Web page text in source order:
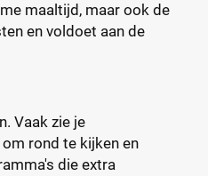
maaltijd, maar ook de
en voldoet aan de
Vaak zie je
rond te kijken en
die extra